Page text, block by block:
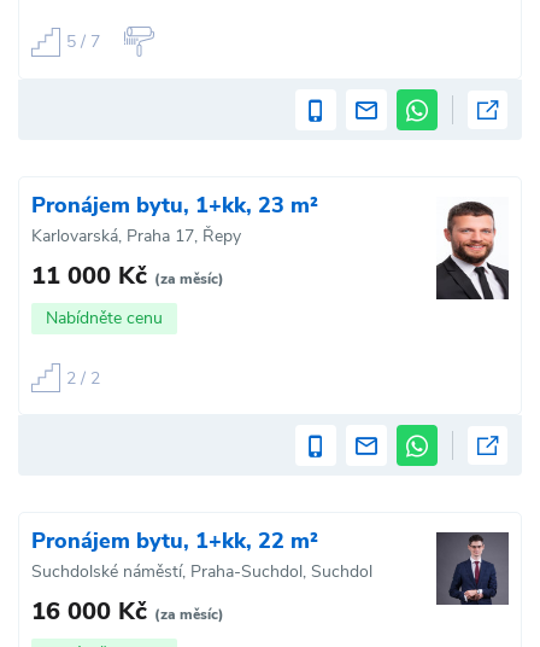
5 / 7
Pronájem bytu, 1+kk, 23 m²
Karlovarská, Praha 17, Řepy
11 000 Kč (za měsíc)
Nabídněte cenu
2 / 2
Pronájem bytu, 1+kk, 22 m²
Suchdolské náměstí, Praha-Suchdol, Suchdol
16 000 Kč (za měsíc)